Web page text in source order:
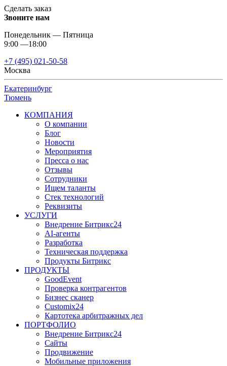
Сделать заказ
Звоните нам
Понедельник — Пятница
9:00 —18:00
+7 (495) 021-50-58
Москва
Екатеринбург
Тюмень
КОМПАНИЯ
О компании
Блог
Новости
Мероприятия
Пресса о нас
Отзывы
Сотрудники
Ищем таланты
Стек технологий
Реквизиты
УСЛУГИ
Внедрение Битрикс24
AI-агенты
Разработка
Техническая поддержка
Продукты Битрикс
ПРОДУКТЫ
GoodEvent
Проверка контрагентов
Бизнес сканер
Customix24
Картотека арбитражных дел
ПОРТФОЛИО
Внедрение Битрикс24
Сайты
Продвижение
Мобильные приложения